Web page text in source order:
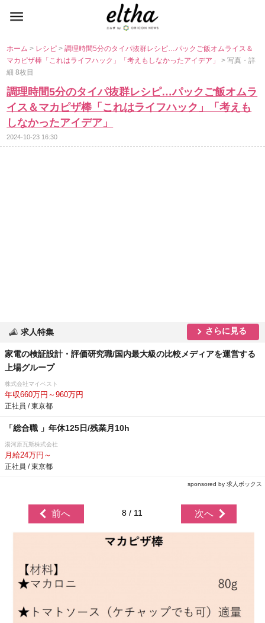
ホーム> レシピ>調理時間5分のタイパ抜群レシピ…パックご飯オムライス＆
マカピザ棒「これはライフハック」「考えもしなかったアイデア」> 写真・詳
細 8枚目
調理時間5分のタイパ抜群レシピ…パックご飯オムラ
イス＆マカピザ棒「これはライフハック」「考えも
しなかったアイデア」
2024-10-23 16:30
求人特集 さらに見る
家電の検証設計・評価研究職/国内最大級の比較メディアを運営する
上場グループ
株式会社マイベスト
年収660万円～960万円
正社員 / 東京都
「総合職 」年休125日/残業月10h
湯河原瓦斯株式会社
月給24万円～
正社員 / 東京都
sponsored by 求人ボックス
前へ 8 / 11 次へ